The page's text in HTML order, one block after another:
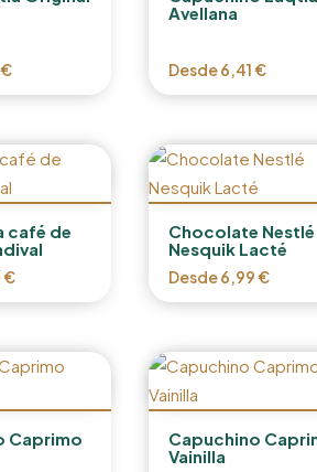
€
Avellana
Desde6,41€
café de
€
Chocolate Nestlé
Nesquik Lacté
Desde6,99€
Caprimo
Capuchino
Vainilla